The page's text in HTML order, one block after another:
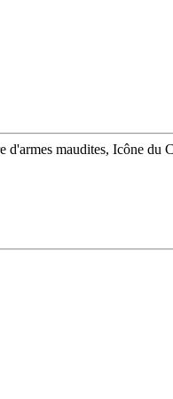
maudites, Icône du